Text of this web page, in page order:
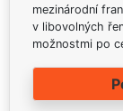
mezinárodní
v libovolných
možnostmi po